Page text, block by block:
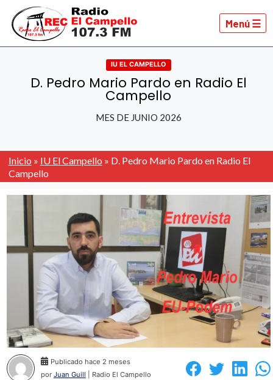
Menú ☰
IU EL CAMPELLO
D. Pedro Mario Pardo en Radio El
Campello
MES DE JUNIO 2026
Inicio » IU El Campello » D. Pedro Mario Pardo en Radio El
Campello
Publicado hace 2 meses
por Juan Guill | Radio El Campello